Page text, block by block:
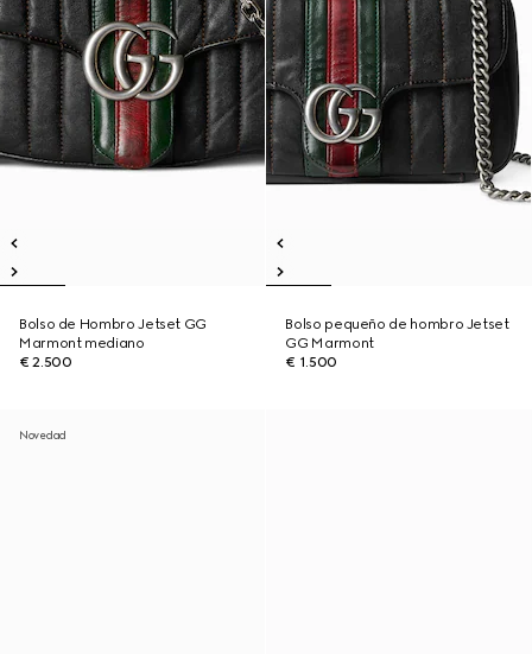
Bolso de Hombro Jetset GG
Marmont mediano
€ 2.500
Bolso pequeño de hombro Jetset
GG Marmont
€ 1.500
Novedad